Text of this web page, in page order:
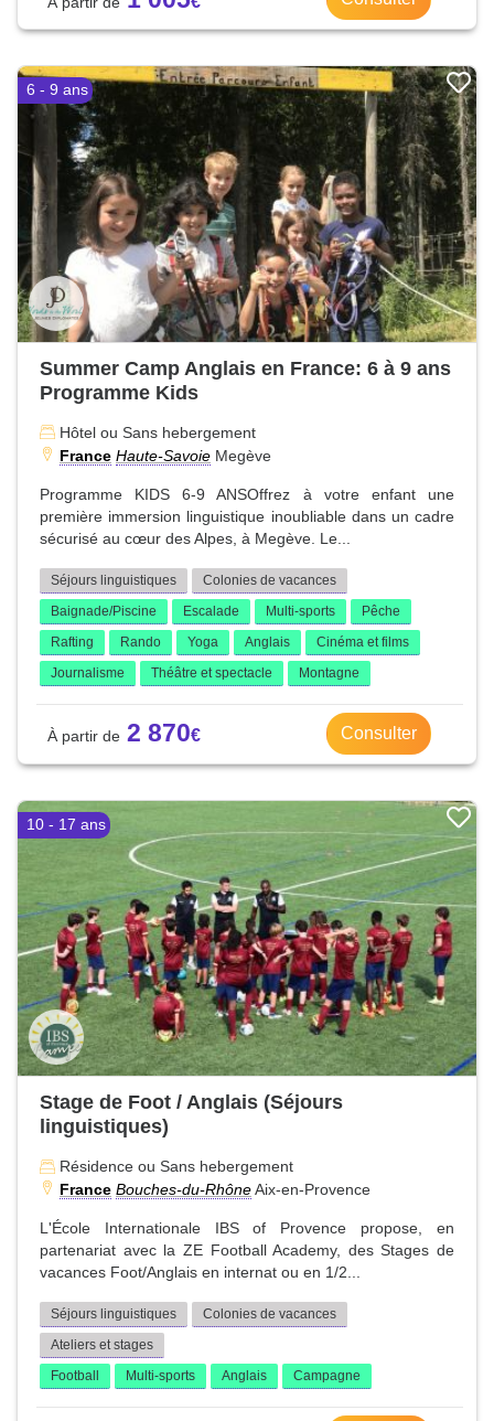
6 - 9 ans
Summer Camp Anglais en France: 6 à 9 ans
Programme Kids
Hôtel ou Sans hebergement
France Haute-Savoie Megève
Programme KIDS 6-9 ANSOffrez à votre enfant une
première immersion linguistique inoubliable dans un cadre
sécurisé au cœur des Alpes, à Megève. Le...
Séjours linguistiques
Colonies de vacances
Baignade/Piscine
Escalade Multi-sports
Pêche
Rafting
Rando Yoga Anglais
Cinéma et films
Journalisme
Théâtre et spectacle Montagne
2 870 Consulter
10 - 17 ans
Stage de Foot / Anglais (Séjours
linguistiques)
Résidence ou Sans hebergement
France Bouches-du-RhôneAix-en-Provence
L'École Internationale IBS of Provence propose, en
partenariat avec la ZE Football Academy, des Stages de
vacances Foot/Anglais en internat ou en 1/2...
Séjours linguistiques
Colonies de vacances
Ateliers et stages
Football
Multi-sports Anglais Campagne